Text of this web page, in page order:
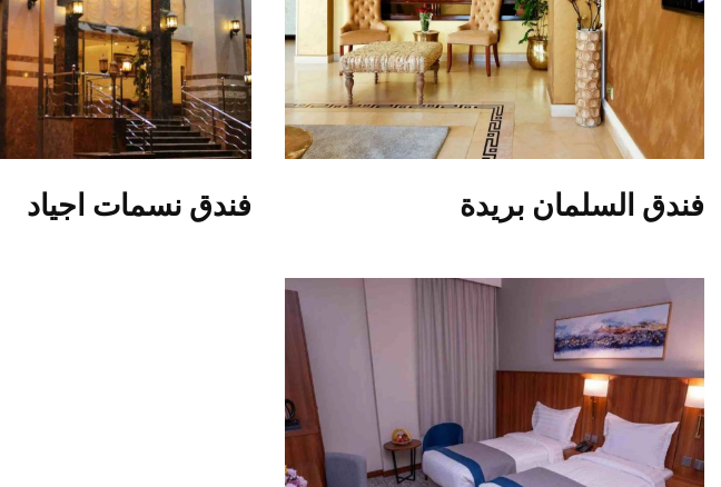
فندق السلمان بريدة فندق نسمات اجياد